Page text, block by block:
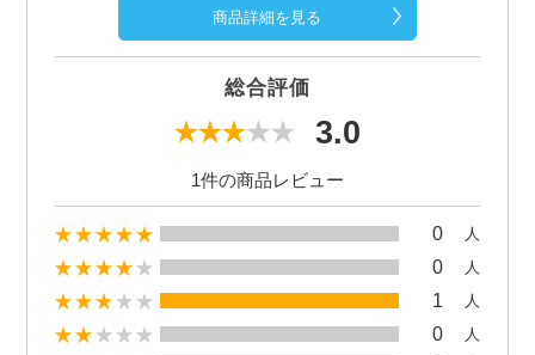
商品詳細を見る
総合評価
3.0
1件の商品レビュー
0 人
0 人
1 人
0 人